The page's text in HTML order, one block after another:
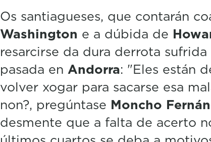
Os santiagueses, que contarán
Washington e a dúbida de
resarcirse da dura derrota sufrida
pasada en Andorra: "Eles están
volver xogar para sacarse esa
non?, pregúntase Moncho
desmente que a falta de acerto